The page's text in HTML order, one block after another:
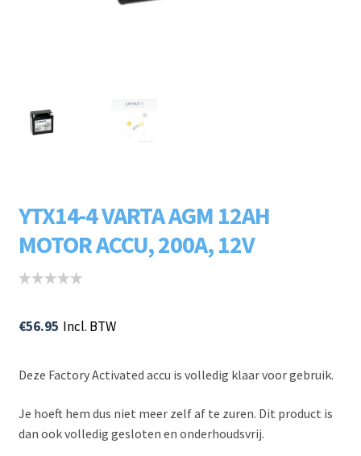
YTX14-4 VARTA AGM 12AH
MOTOR ACCU, 200A, 12V
€56.95 Incl. BTW
Deze Factory Activated accu is volledig klaar voor gebruik.
Je hoeft hem dus niet meer zelf af te zuren. Dit product is
dan ook volledig gesloten en onderhoudsvrij.